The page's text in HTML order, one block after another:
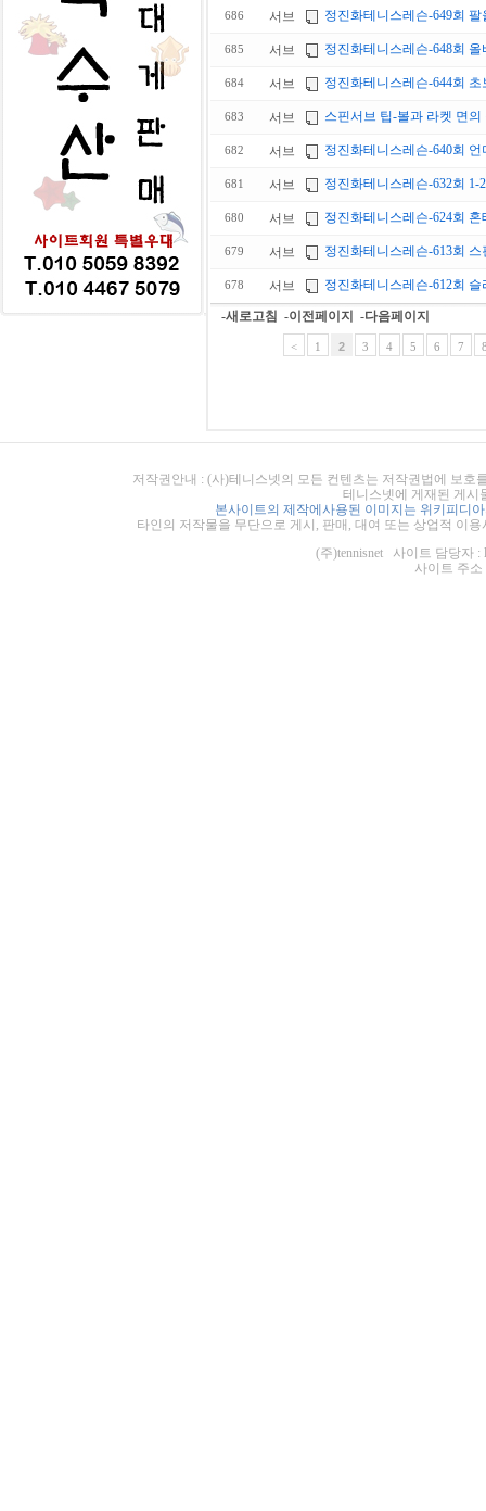
686 서브 정진화테니스레슨-649회
685 서브 정진화테니스레슨-648회
684 서브 정진화테니스레슨-644회
683 서브 스핀서브 팁-볼과 라켓 면의
682 서브 정진화테니스레슨-640회
681 서브 정진화테니스레슨-632회
680 서브 정진화테니스레슨-624회
679 서브 정진화테니스레슨-613회
678 서브 정진화테니스레슨-612회
-새로고침 -이전페이지 -다음페이지
< 1 2 3 4 5 6 7
저작권안내 : (사)테니스넷의 모든 컨텐츠는 저작권법에 보
테니스넷에 게재된 게시
본사이트의 제작에사용된 이미지는 위키피디
타인의 저작물을 무단으로 게시, 판매, 대여 또는 상업적 이
(주)tennisnet 사이트 담당자 :
사이트 주